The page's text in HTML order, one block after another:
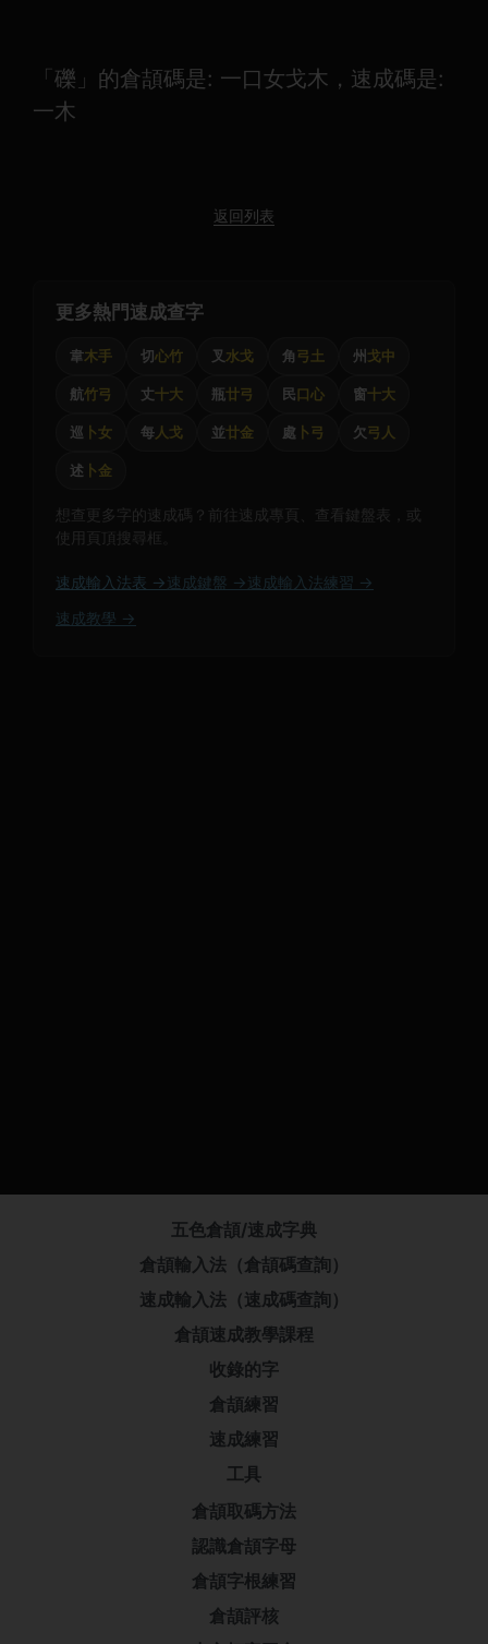
「礫」的倉頡碼是: 一口女戈木，速成碼是:
一木
返回列表
更多熱門速成查字
韋木手 切心竹 叉 水戈 角弓土 州 戈中
航竹弓 丈十大 瓶廿弓 民口心 窗十大
巡 卜女 每人戈 並廿金 處 卜弓 欠弓人
述 卜金
想查更多字的速成碼？前往速成專頁、查看鍵盤表，或
使用頁頂搜尋框。
速成輸入法表 → 速成鍵盤 → 速成輸入法練習 →
速成教學 →
五色倉頡/速成字典
倉頡輸入法（倉頡碼查詢）
速成輸入法（速成碼查詢）
倉頡速成教學課程
收錄的字
倉頡練習
速成練習
工具
倉頡取碼方法
認識倉頡字母
倉頡字根練習
倉頡評核